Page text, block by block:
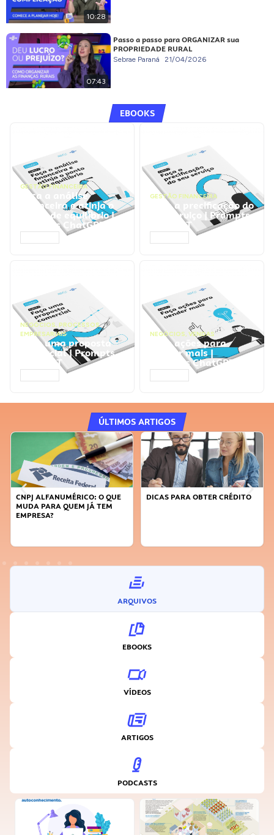
10:28
07:43
Passo a passo para ORGANIZAR sua
PROPRIEDADE RURAL
Sebrae Paraná 21/04/2026
EBOOKS
GESTÃO FINANCEIRA
Faça a análise
financeira e atinja o
ponto de equilíbrio |
Prompts ChatGPT
GESTÃO FINANCEIRA
Faça a precificação do
seu serviço | Prompts
ChatGPT
NEGÓCIOS, PROCESSOS
EMPRESARIAIS
Faça uma proposta
comercial | Prompts
ChatGPT
NEGÓCIOS, VENDAS
Faça ações para
vender mais |
Prompts ChatGPT
ÚLTIMOS ARTIGOS
CNPJ ALFANUMÉRICO: O QUE
MUDA PARA QUEM JÁ TEM
EMPRESA?
DICAS PARA OBTER CRÉDITO
ARQUIVOS
EBOOKS
VÍDEOS
ARTIGOS
PODCASTS